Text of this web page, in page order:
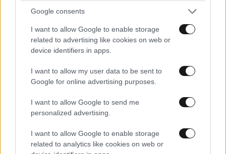
Google consents
I want to allow Google to enable storage
related to advertising like cookies on web or
device identifiers in apps.
I want to allow my user data to be sent to
Google for online advertising purposes.
I want to allow Google to send me
personalized advertising.
I want to allow Google to enable storage
related to analytics like cookies on web or
νερά τα οποία αναγκαζόμαστε αυτήν την εποχή να
Σας διαβεβαιώνω ότι στο μέτωπο της εξωτερικής και
ισχυρότερη, με περισσότερες συμμαχίες, με
ισχυρότερες Ένοπλες Δυνάμεις. Με την εικόνα της
χώρας μας να έχει αλλάξει τελείως στο εξωτερικό.
Με την Ελλάδα να έχει αυξημένη αξιοπιστία σήμερα,
Μέσης Ανατολής. Η γνώμη μας να μετράει αυτή τη